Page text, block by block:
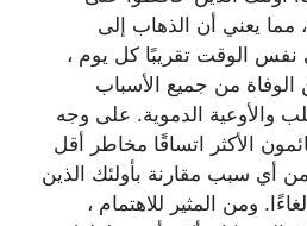
مما يعني أن الذهاب إلى
نفس الوقت تقريبًا كل يوم ،
من جميع الأسباب
والأوعية الدموية. على وجه
الأكثر اتساقًا مخاطر أقل
من أي سبب مقارنة بأولئك الذين
ومن المثير للاهتمام ،